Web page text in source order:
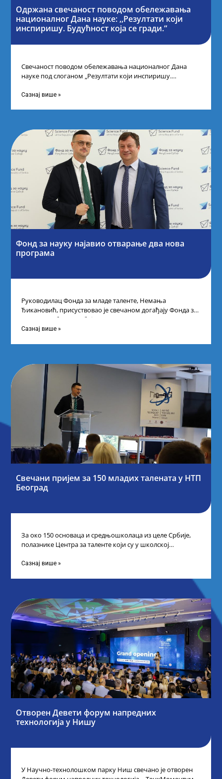
Одржана свечаност поводом обележавања
националног Дана науке: ,,Резултати који
инспиришу. Будућност која се гради.“
Свечаност поводом обележавања националног Дана
науке под слоганом „Резултати који инспиришу.
Министарства
Сазнај више »
Фонд за науку најавио отварање два нова
програма
Руководилац Фонда за младе таленте, Немања
Ђикановић, присуствовао је свечаном догађају Фонда за
науку Републике Србије одржаном у Научно-
технолошком парку
Сазнај више »
Свечани пријем за 150 младих талената у НТП
Београд
За око 150 основаца и средњошколаца из целе Србије,
полазнике Центра за таленте који су у школској
Сазнај више »
Отворен Девети форум напредних
технологија у Нишу
У Научно-технолошком парку Ниш свечано је отворен